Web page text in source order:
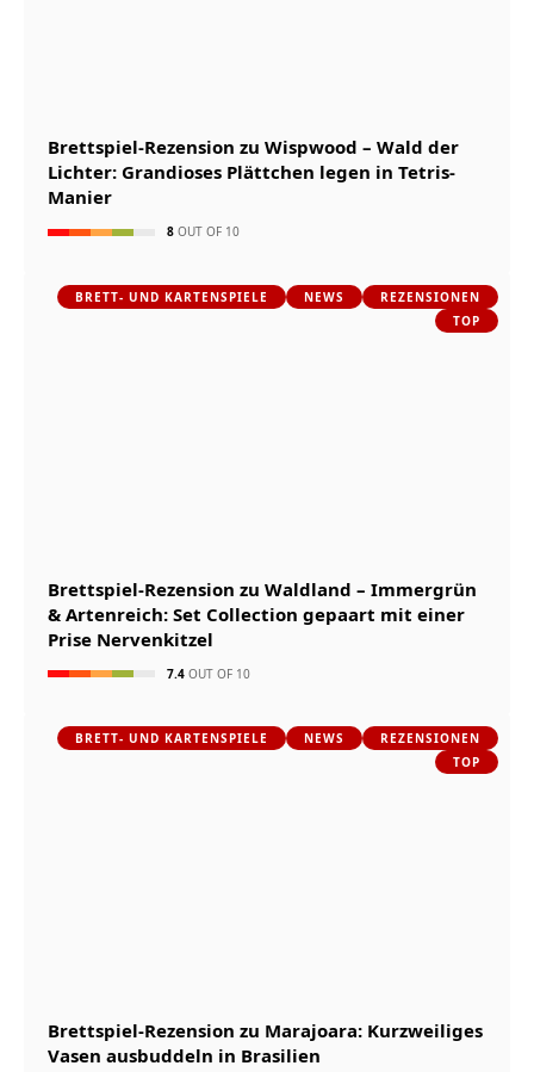
Brettspiel-Rezension zu Wispwood – Wald der
Lichter: Grandioses Plättchen legen in Tetris-
Manier
8 OUT OF 10
BRETT- UND KARTENSPIELE NEWS
REZENSIONEN
TOP
Brettspiel-Rezension zu Waldland – Immergrün
& Artenreich: Set Collection gepaart mit einer
Prise Nervenkitzel
7.4 OUT OF 10
BRETT- UND KARTENSPIELE NEWS
REZENSIONEN
TOP
Brettspiel-Rezension zu Marajoara: Kurzweiliges
Vasen ausbuddeln in Brasilien